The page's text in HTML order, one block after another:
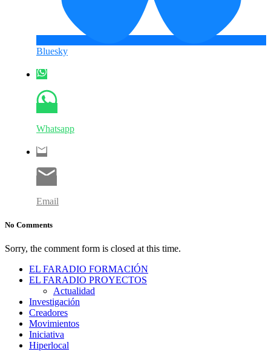
Bluesky
Whatsapp
Email
No Comments
Sorry, the comment form is closed at this time.
EL FARADIO FORMACIÓN
EL FARADIO PROYECTOS
Actualidad
Investigación
Creadores
Movimientos
Iniciativa
Hiperlocal